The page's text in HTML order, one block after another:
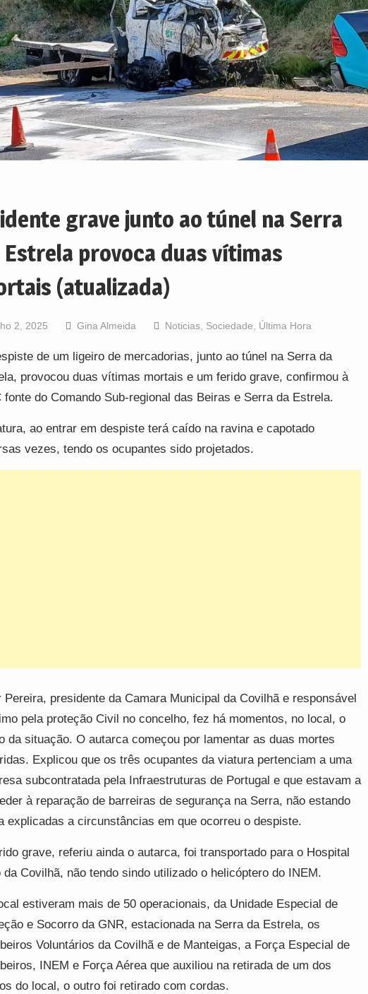
grave junto ao túnel na Serra
Estrela provoca duas vítimas
(atualizada)
2, 2025 Gina Almeida Noticias, Sociedade, Última Hora
de um ligeiro de mercadorias, junto ao túnel na Serra da
provocou duas vítimas mortais e um ferido grave, confirmou à
fonte do Comando Sub-regional das Beiras e Serra da Estrela.
ao entrar em despiste terá caído na ravina e capotado
vezes, tendo os ocupantes sido projetados.
Pereira, presidente da Camara Municipal da Covilhã e responsável
pela proteção Civil no concelho, fez há momentos, no local, o
da situação. O autarca começou por lamentar as duas mortes
Explicou que os três ocupantes da viatura pertenciam a uma
subcontratada pela Infraestruturas de Portugal e que estavam a
à reparação de barreiras de segurança na Serra, não estando
explicadas a circunstâncias em que ocorreu o despiste.
grave, referiu ainda o autarca, foi transportado para o Hospital
da Covilhã, não tendo sindo utilizado o helicóptero do INEM.
estiveram mais de 50 operacionais, da Unidade Especial de
e Socorro da GNR, estacionada na Serra da Estrela, os
Voluntários da Covilhã e de Manteigas, a Força Especial de
INEM e Força Aérea que auxiliou na retirada de um dos
do local, o outro foi retirado com cordas.